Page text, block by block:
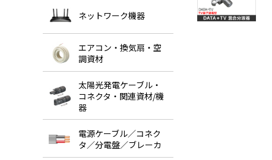
ネットワーク機器
エアコン・換気扇・空
調資材
太陽光発電ケーブル・
コネクタ・関連資材/機
器
電源ケーブル／コネク
タ／分電盤／ブレーカ